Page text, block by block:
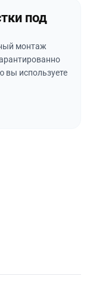
под
монтаж
вы используете